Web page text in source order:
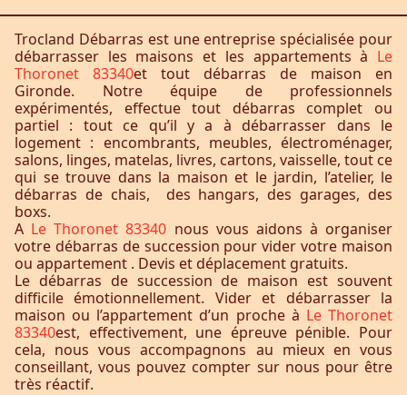
Trocland Débarras est une entreprise spécialisée pour
débarrasser les maisons et les appartements à Le
Thoronet 83340et tout débarras de maison en
Gironde. Notre équipe de professionnels
expérimentés, effectue tout débarras complet ou
partiel : tout ce qu’il y a à débarrasser dans le
logement : encombrants, meubles, électroménager,
salons, linges, matelas, livres, cartons, vaisselle, tout ce
qui se trouve dans la maison et le jardin, l’atelier, le
débarras de chais, des hangars, des garages, des
boxs.
A Le Thoronet 83340 nous vous aidons à organiser
votre débarras de succession pour vider votre maison
ou appartement . Devis et déplacement gratuits.
Le débarras de succession de maison est souvent
difficile émotionnellement. Vider et débarrasser la
maison ou l’appartement d’un proche à Le Thoronet
83340est, effectivement, une épreuve pénible. Pour
cela, nous vous accompagnons au mieux en vous
conseillant, vous pouvez compter sur nous pour être
très réactif.